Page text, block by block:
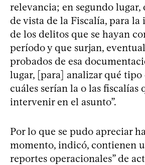
relevancia; en segundo lugar,
de vista de la Fiscalía, para la
de los delitos que se hayan
período y que surjan,
probados de esa
lugar, [para] analizar qué tipo
cuáles serían la o las fiscalías
intervenir en el asunto”.
Por lo que se pudo apreciar
momento, indicó, contienen
reportes operacionales” de